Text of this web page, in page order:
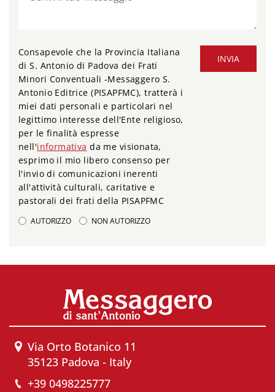
INVIA
Consapevole che la Provincia Italiana
di S. Antonio di Padova dei Frati
Minori Conventuali -Messaggero S.
Antonio Editrice (PISAPFMC), tratterà i
miei dati personali e particolari nel
legittimo interesse dell'Ente religioso,
per le finalità espresse
nell'informativa da me visionata,
esprimo il mio libero consenso per
l'invio di comunicazioni inerenti
all'attività culturali, caritative e
pastorali dei frati della PISAPFMC
AUTORIZZO NON AUTORIZZO
Via Orto Botanico 11
35123 Padova - Italy
+39 0498225777